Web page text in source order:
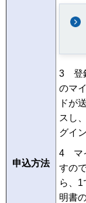
申込方法
3 登
のマ
ドが
スし
グイ
4 マ
すの
ら、1
明書